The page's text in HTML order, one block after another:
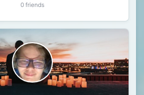
0 friends